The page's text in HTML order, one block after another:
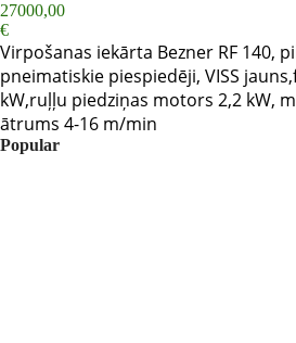
27000,00
€
Virpošanas iekārta Bezner RF 140,
pneimatiskie piespiedēji, VISS
kW,ruļļu piedziņas motors 2,2 kW,
ātrums 4-16 m/min
Popular